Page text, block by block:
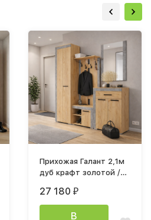
Прихожая Галант 2,1м
дуб крафт золотой /
27 180 ₽
В